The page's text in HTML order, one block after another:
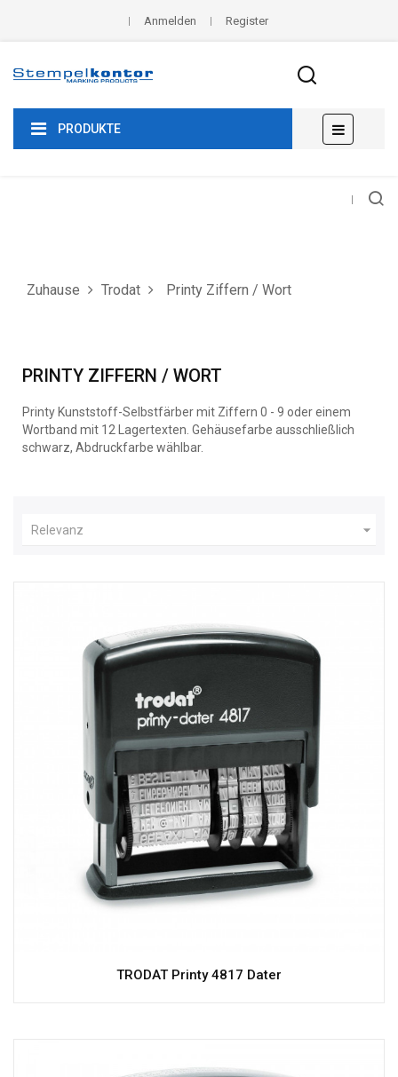
Anmelden Register
PRODUKTE
der
☰
Zuhause Trodat Printy Ziffern / Wort
PRINTY ZIFFERN / WORT
Printy Kunststoff-Selbstfärber mit Ziffern 0 - 9 oder einem
Wortband mit 12 Lagertexten. Gehäusefarbe ausschließlich
schwarz, Abdruckfarbe wählbar.
Relevanz 
TRODAT Printy 4817 Dater